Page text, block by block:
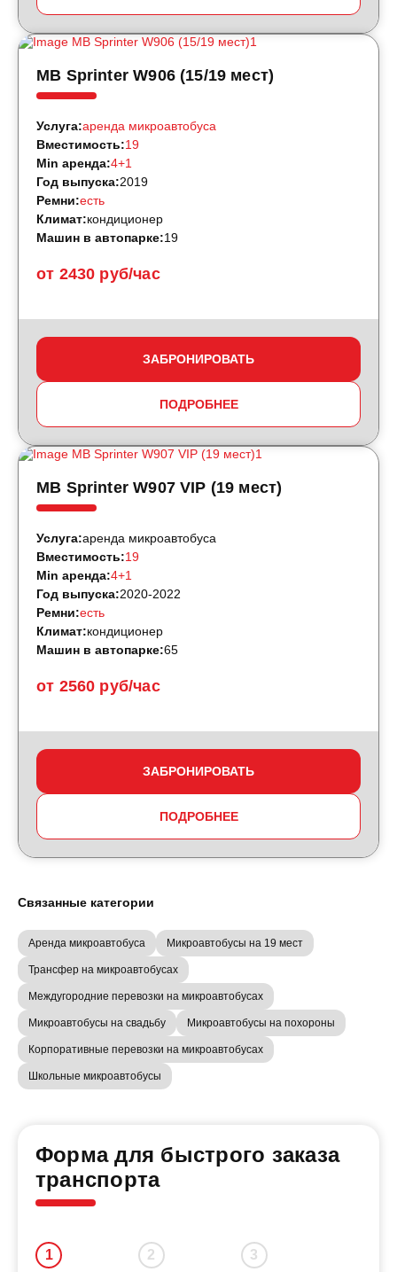
MB Sprinter W906 (15/19 мест)
от 2430 руб/час
Услуга:аренда микроавтобуса
Вместимость:19
Min аренда:4+1
Год выпуска:2019
Ремни:есть
Климат:кондиционер
Машин в автопарке:19
ЗАБРОНИРОВАТЬ
ПОДРОБНЕЕ
MB Sprinter W907 VIP (19 мест)
от 2560 руб/час
Услуга:аренда микроавтобуса
Вместимость:19
Min аренда:4+1
Год выпуска:2020-2022
Ремни:есть
Климат:кондиционер
Машин в автопарке:65
ЗАБРОНИРОВАТЬ
ПОДРОБНЕЕ
Связанные категории
Аренда микроавтобуса Микроавтобусы на 19 мест
Трансфер на микроавтобусах
Междугородние перевозки на микроавтобусах
Микроавтобусы на свадьбу Микроавтобусы на похороны
Корпоративные перевозки на микроавтобусах
Школьные микроавтобусы
Форма для быстрого заказа
транспорта